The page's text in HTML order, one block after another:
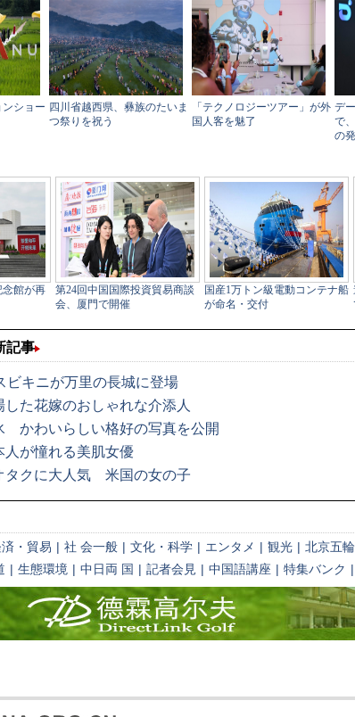
記事
ビキニが万里の長城に登場
た花嫁のおしゃれな介添人
かわいらしい格好の写真を公開
人が憧れる美肌女優
タクに大人気 米国の女の子
・貿易 | 社 会一般 | 文化・科学 | エンタメ | 観光 | 北京五輪
| 生態環境 | 中日両 国 | 記者会見 | 中国語講座 | 特集バンク |